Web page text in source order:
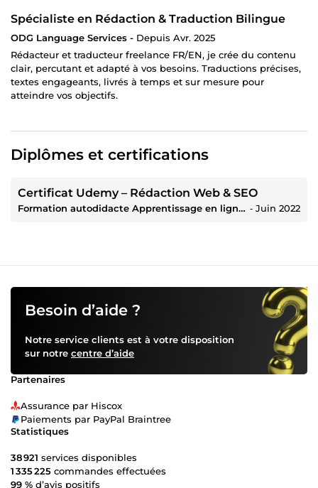
Spécialiste en Rédaction & Traduction Bilingue
ODG Language Services - Depuis Avr. 2025
Rédacteur et traducteur freelance FR/EN, je crée du contenu
clair, percutant et adapté à vos besoins. Traductions précises,
textes engageants, livrés à temps et sur mesure pour
atteindre vos objectifs.
Diplômes et certifications
Certificat Udemy – Rédaction Web & SEO
Formation autodidacte Apprentissage en ligne (YouTube, plateformes de formation) ‐ Juin 2022
Besoin d’aide ?
Notre service clients est à votre disposition
sur notre centre d’aide
Partenaires
Assurance par Hiscox
Paiements par PayPal Braintree
Statistiques
38 921 services disponibles
1 335 225 commandes effectuées
99 % d’avis positifs